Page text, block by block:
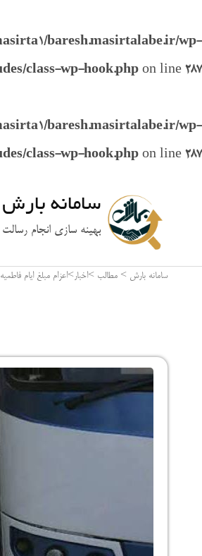
baresh.masirtalabe.ir/wp-
class-wp-hook.php on line 287
baresh.masirtalabe.ir/wp-
class-wp-hook.php on line 287
سامانه بارش
بهینه سازی انجام
سامانه بارش > مطالب >اخبار>اعزام مبلغ ایام